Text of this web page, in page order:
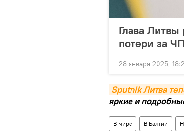
Глава Литвы
потери за
28 января 2025,
Sputnik Литва
яркие и
В мире В Балтии